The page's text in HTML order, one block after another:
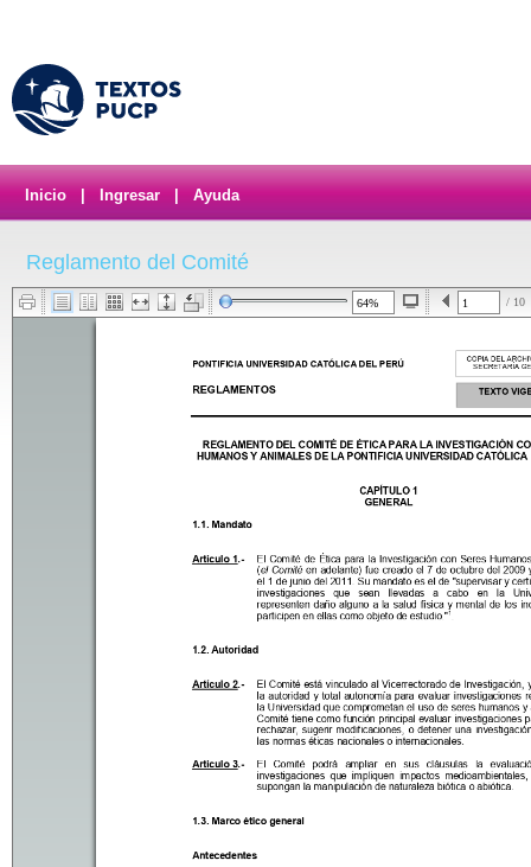
Inicio Ingresar Ayuda
Reglamento del Comité
/ 10